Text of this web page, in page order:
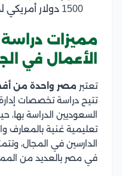
1500 دولار أمريكي لمرة واحدة فقط.
مميزات
الأعمال في
تعتبر مصر واحدة من
تتيح دراسة تخصصات
السعوديين الدراسة
تعليمية غنية بالمعارف
الدارسين في المجال،
في مصر بالعديد من